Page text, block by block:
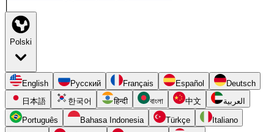
Polski
English Русский Français Español
Deutsch
日本語
한국어 हिन्दी বাংলা 中文 العربية
Português Bahasa Indonesia Türkçe
Italiano